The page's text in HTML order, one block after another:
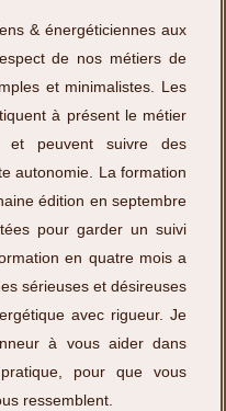
& énergéticiennes aux
de nos métiers de
et minimalistes. Les
à présent le métier
et peuvent suivre des
autonomie. La formation
édition en septembre
pour garder un suivi
en quatre mois a
sérieuses et désireuses
avec rigueur. Je
à vous aider dans
pour que vous
ressemblent.